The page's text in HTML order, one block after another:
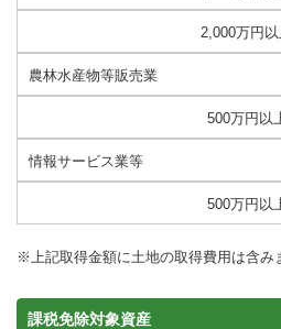
2,000万円
農林水産物等販売業
500万円以
情報サービス業等
500万円以
※上記取得金額に土地の取得費用は含み
課税免除対象資産